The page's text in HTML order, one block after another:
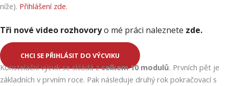
níže). Přihlášení zde.
Tři nové video rozhovoryo mé práci naleznete zde.
CHCI SE PŘIHLÁSIT DO VÝCVIKU
Konstelační výcvik se skládá zcelkem 10 modulů. Prvních pět je
základních v prvním roce. Pak následuje druhý rok pokračovací s